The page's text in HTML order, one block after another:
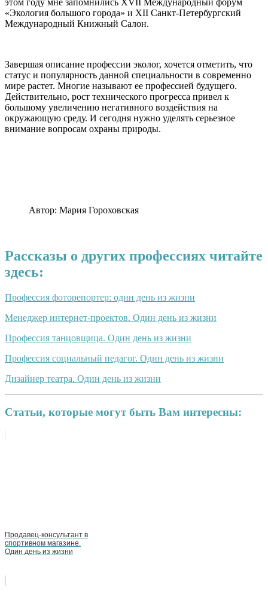
этом году мне запомнились XVII Международный форум
«Экология большого города» и XII Санкт-Петербургский
Международный Книжный Салон.
Завершая описание профессии эколог, хочется отметить, что
статус и популярность данной специальности в современно
мире растет. Многие называют ее профессией будущего.
Действительно, рост технического прогресса привел к
большому увеличению негативного воздействия на
окружающую среду. И сегодня нужно уделять серьезное
внимание вопросам охраны природы.
Автор: Мария Гороховская
Рассказы о других профессиях читайте
здесь:
Профессия фоторепортер: один день из жизни
Менеджер интернет-проектов. Один день из жизни
Профессия танцовщица. Один день из жизни
Профессия социальный педагог. Один день из жизни
Дизайнер театра. Один день из жизни
Статьи, которые могут быть Вам интересны:
Продавец-консультант в
спортивном магазине.
Один день из жизни